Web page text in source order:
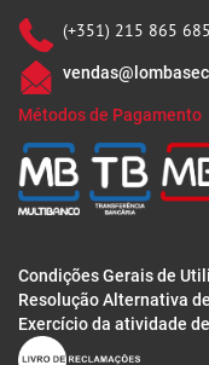
(+351) 215 865
Métodos de Pagamento
Condições Gerais de
Resolução Alternativa
Exercício da atividade